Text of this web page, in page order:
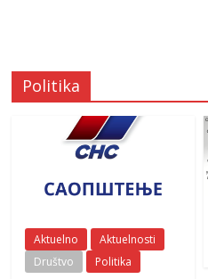
Politika
Aktuelno
Aktuelnosti
Društvo
Politika